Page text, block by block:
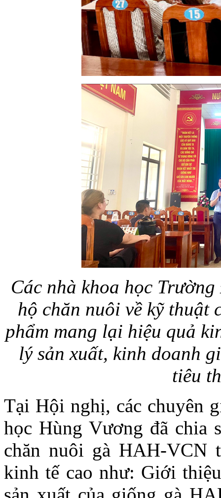
Các nhà khoa học
hộ chăn nuôi về kỹ thuật
phẩm mang lại hiệu quả
lý sản xuất, kinh doanh
tiêu
Tại Hội nghị, các chuyên
học Hùng Vương đã chia
chăn nuôi gà HAH-VCN
kinh tế cao như: Giới